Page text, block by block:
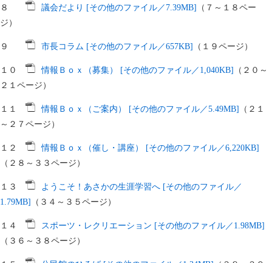
８ 議会だより [その他のファイル／7.39MB]
（７～１８ペー
ジ）
９ 市長コラム [その他のファイル／657KB] （１９ページ）
１０ 情報Ｂｏｘ（募集） [その他のファイル／1,040KB]
（２０～
２１ページ）
１１ 情報Ｂｏｘ（ご案内） [その他のファイル／5.49MB]
（２１
～２７ページ）
１２
情報Ｂｏｘ（催し・講座） [その他のファイル／6,220KB]
（２８～３３ページ）
１３
ようこそ！あさかの生涯学習へ [その他のファイル／
1.79MB]
（３４～３５ページ）
１４
スポーツ・レクリエーション [その他のファイル／1.98MB]
（３６～３８ページ）